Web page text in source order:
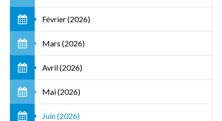
Février (2026)
Mars (2026)
Avril (2026)
Mai (2026)
Juin (2026)